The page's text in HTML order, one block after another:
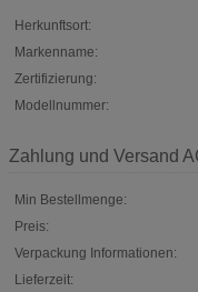
Herkunftsort:
Markenname:
Zertifizierung:
Modellnummer:
Zahlung und Versand
Min Bestellmenge:
Preis:
Verpackung Informationen:
Lieferzeit: